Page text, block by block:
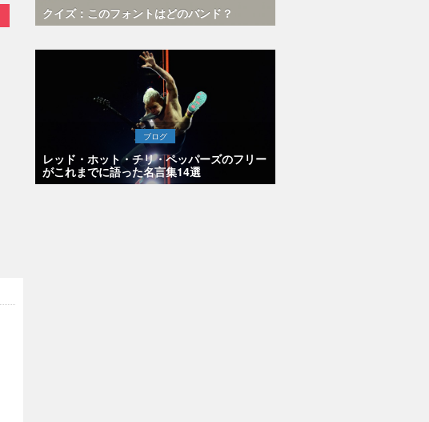
クイズ：このフォントはどのバンド？
ブログ
レッド・ホット・チリ・ペッパーズのフリー
がこれまでに語った名言集14選